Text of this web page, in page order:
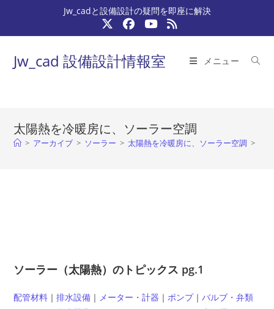
テ
Jw_cadと設備設計の疑問を即座に解決
Jw_cad 設備設計情報室 メニュー
太陽熱を冷暖房に、ソーラー空調
> アーカイブ > ソーラー > 太陽熱を冷暖房に、ソーラー空調 >
ソーラー（太陽熱）のトピックス pg.1
配管材料 ｜排水設備 ｜ メーター・計器 ｜ ポンプ｜バルブ・弁類